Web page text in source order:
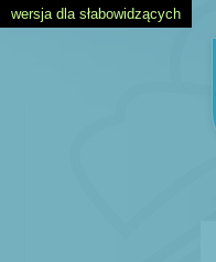
wersja dla słabowidzących